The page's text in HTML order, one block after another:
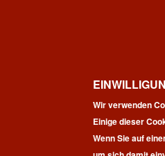
Wir verwenden
Einige dieser
Wenn Sie auf